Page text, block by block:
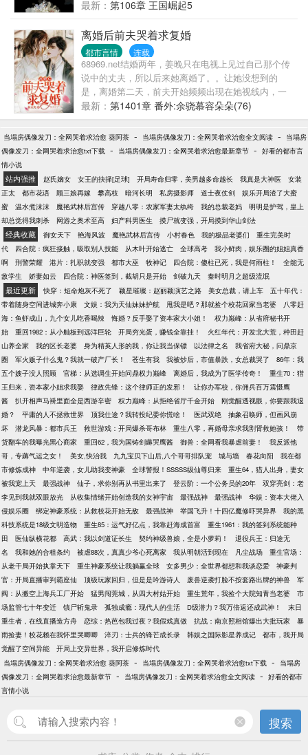
[你不会死，你无限复活。]朝灯在一次意外后被迫绑定
系统，按要求于各个世界收集人格碎片，他先后攻略
了冷漠、轻佻、霸道、多疑、傲慢等各色性格演化的
人物，直到最后，朝灯才知道，从头到尾他面对的都
是同一个人。沉湎于爱色，苦惑于自我，名扬四海或
委散尘埃，皆为伟大人生的光耀之歌。你生来，即为
了万千宠爱。 1E，苏苏苏爽爽爽，受苏攻更苏。
最新： 第106章 王国崛起5
离婚后前夫哭着求复婚
都市言情 连载
68969.net结婚两年，姜晚只在电视上见过自己那个传
说中的丈夫，所以后来她离婚了。。让她没想到的
是，离婚第二天，前夫开始频频出现在她视线内，一
开始让她救小情人，后来竟说要追她。。“周北深，你
知道我是谁吗？”她问他。。69668.net“国际着名Dr.
姜，苏老先生关门弟子，顶级黑客J，高端服装品牌创
始人，或者说你还有其他身份？说出来我听着。”男人
实……”姜晚凑近他，在他耳边轻声说：“我还是你前
妻。”68996.net
最新： 第1401章 番外:余骁慕容朵朵(76)
当塌房偶像发刀：全网哭着求治愈 葵阿茶 - 当塌房偶像发刀：全网哭着求治愈全文阅读 -
当塌房
偶像发刀：全网哭着求治愈txt下载 - 当塌房偶像发刀：全网哭着求治愈最新章节 - 好看的都市言
情小说
站内强推 赵氏嫡女 女王的抉择[足球] 开局寿命归零，美男越多命越长 我真是大神医
女装
正太
都市花语 顾三娘再嫁 攀高枝 暗河长明 私房摄影师 道士夜仗剑
娱乐开局渣了大蜜
蜜
温水煮沫沫 魔艳武林后宫传 穿越八零：农家军妻太纨绔 我的总裁老妈
明明是护驾，皇上
却总觉得我刺杀
网游之奥术至高 妇产科男医生 摸尸就变强，开局摸到华山剑法
经典收藏 御女天下 艳海风波 魔艳武林后宫传 小村春色 我的极品老婆们
重生完美时
代
四合院：疯狂接触，吸取别人技能 从木叶开始逃亡 全球高考
我小鲜肉，娱乐圈的姐姐真香
啊
刑警荣耀 港片：扎职就变强 都市大巫 牧神记 四合院：傻柱已死，我是何雨柱！
全能无
敌学生
娇妻如云 四合院：神医签到，截胡只是开始 剑破九天 秦时明月之超级流氓
最近更新 快穿：短命炮灰不死了 颖星璀璨：赵丽颖演艺之路 美女总裁，请上车
五十年代：
带着随身空间进城奔小康
文娱：我为天仙妹妹护航 甩我是吧？那就捡个校花回家当老婆
八零赶
海：鱼虾成山，九个女儿吃香喝辣
悔婚？反手娶了资本家大小姐！
权力巅峰：从省府秘书开
始
重回1982：从小舢板到远洋巨轮 开局穷光蛋，赚钱全靠挂！
火红年代：开发北大荒，种田赶
山养全家
我的区长老婆 身为精英人形的我，你让我当保镖 以法律之名
我省府大秘，问鼎京
圈
军火贩子什么鬼？我就一破产厂长！ 苍生有我 我被炒后，市值暴跌，女总裁哭了
86年：我
五个嫂子没人照顾
官梯：从选调生开始问鼎权力巅峰 离婚后，我成为了医学传奇！
重生70：猎
王归来，资本家小姐求我娶
律政先锋：这个律师正的发邪！
让你办军校，你佣兵百万震慑鹰
酱
扒开相声马褂里面全是西游辛密 权力巅峰：从拒绝省厅千金开始
刚觉醒透视眼，你要跟我退
婚？
平庸的人不拯救世界 顶我仕途？我转投纪委你慌啥！ 医武双绝
抽象召唤师，但画风崩
坏
潜龙风暴：都市兵王 救世游戏：开局爆杀哥布林 重生八零，再婚母亲求我割肾救她孩！
带
货翻车的我曝光黑心商家
重回62，我为国铸剑薅哭鹰酱 御兽：全网看我暴虐前妻！
我反派他
哥，专薅气运之女！
美女,快治我 九九宝贝下山后,八个哥哥排队宠 城与墙 春花向阳
我在都
市修炼成神
中年逆袭，女儿助我变神豪 全球警报！SSSSS级仙尊归来
重生64，猎人出身，妻女
被我宠上天
最强战神 仙子，求你别再从书里出来了 登云阶：一个公务员的20年
双穿亮剑：老
李见到我就双眼放光
从收集情绪开始创造我的女神宇宙 最强战神 最强战神
华娱：资本大佬入
侵娱乐圈
绑定神豪系统：从救校花开始无敌 最强战神 举国飞升！十四亿魔修吓哭异界
我的黑
科技系统是18级文明造物
重生85：运气好亿点，我靠赶海成首富
重生1961：我的签到系统能种
田
医仙纵横花都 高武：我以剑道证长生 契约神级兽娘，全是小萝莉！
退役兵王：归途无
名
我和她的合租条约 被虐88次，真真少爷心死离家 我从明朝活到现在 凡尘战场
重生官场：
从老干局开始执掌天下
重生神豪系统让我躺赢全球 女多男少：全世界都想和我谈恋爱
神豪判
官：开局直播审判霸座仙
顶级玩家回归，但是是吟游诗人 废兽逆袭打脸不按套路出牌的神兽
军
阀：从搬空上海兵工厂开始
猛男闯莞城，从四大村姑开始 重生荒年，我捡个大院知青当老婆
市
场监管七十年变迁
镇尸斩鬼录 孤独成瘾：现代人的生活 D级潜力？我万倍返还成武神！
末日
重生者，在线直播造方舟
恋综：热芭包我过夜？我假戏真做 抗战：南京照相馆爆出大批玩家
暴
雨捡妻！校花赖在我怀里哭唧唧
淬刃：士兵的锋芒成长录 韩娱之国际影星养成记
都市，我开局
觉醒了空间异能
开局上交异世界，我开启修炼时代
当塌房偶像发刀：全网哭着求治愈 葵阿茶 - 当塌房偶像发刀：全网哭着求治愈txt下载 -
当塌房
偶像发刀：全网哭着求治愈最新章节 - 当塌房偶像发刀：全网哭着求治愈全文阅读 - 好看的都市
言情小说
搜索